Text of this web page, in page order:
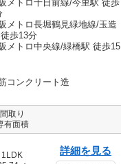
メトロ千日前線/今里駅 徒歩
メトロ長堀鶴見緑地線/玉造
歩13分
メトロ中央線/緑橋駅 徒歩15
コンクリート造
間取り
有面積
1LDK
詳細を見る